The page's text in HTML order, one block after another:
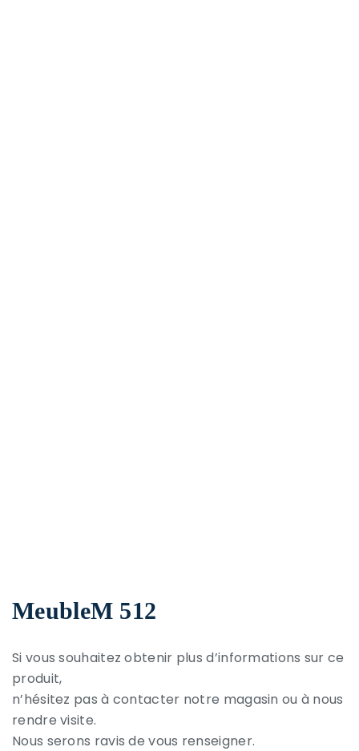
MeubleM 512
Si vous souhaitez obtenir plus d’informations sur ce
produit,
n’hésitez pas à contacter notre magasin ou à nous
rendre visite.
Nous serons ravis de vous renseigner.